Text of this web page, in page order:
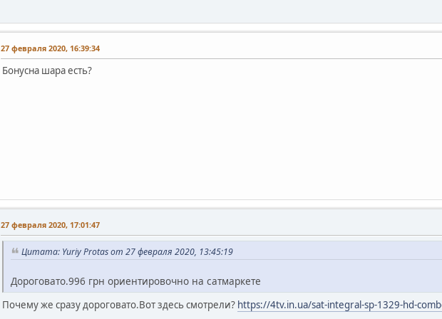
27 февраля 2020, 16:39:34
Бонусна шара есть?
27 февраля 2020, 17:01:47
Цитата: Yuriy Protas от 27 февраля 2020, 13:45:19
Дороговато.996 грн ориентировочно на сатмаркете
Почему же сразу дороговато.Вот здесь смотрели? https://4tv.in.ua/sat-integral-sp-1329-hd-